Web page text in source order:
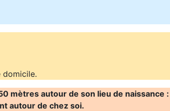
mètres autour de son lieu de naissance :
autour de chez soi.